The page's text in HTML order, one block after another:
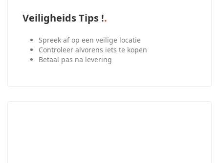
Veiligheids Tips !
Spreek af op een veilige locatie
Controleer alvorens iets te kopen
Betaal pas na levering